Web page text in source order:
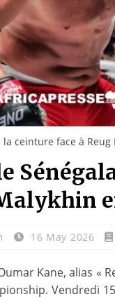
ceinture face à Reug
16 May 2026
Kane, alias «
Vendredi